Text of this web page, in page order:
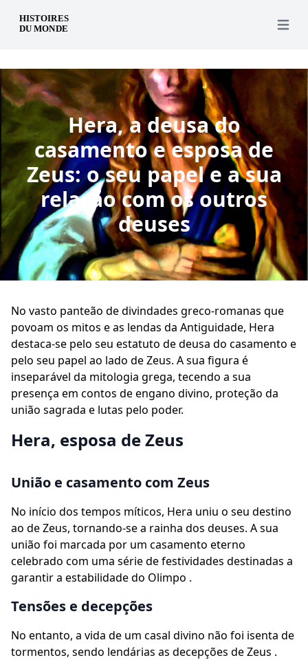
pt Open
Hera, a deusa do
casamento e esposa de
Zeus: o seu papel e a sua
relação com os outros
deuses
No vasto panteão de divindades greco-romanas que
povoam os mitos e as lendas da Antiguidade, Hera
destaca-se pelo seu estatuto de deusa do casamento e
pelo seu papel ao lado de Zeus. A sua figura é
inseparável da mitologia grega, tecendo a sua
presença em contos de engano divino, proteção da
união sagrada e lutas pelo poder.
Hera, esposa de Zeus
União e casamento com Zeus
No início dos tempos míticos, Hera uniu o seu destino
ao de Zeus, tornando-se a rainha dos deuses. A sua
união foi marcada por um casamento eterno
celebrado com uma série de festividades destinadas a
garantir a estabilidade do Olimpo .
Tensões e decepções
No entanto, a vida de um casal divino não foi isenta de
tormentos, sendo lendárias as decepções de Zeus .